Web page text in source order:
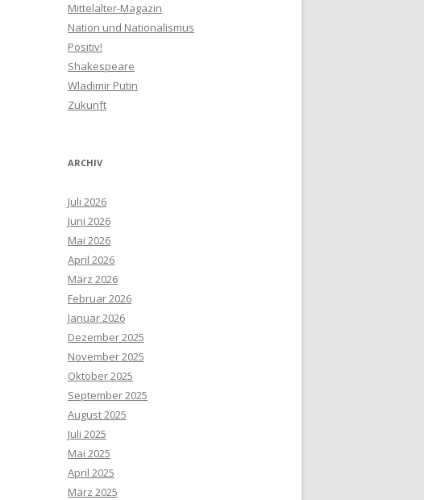
Mittelalter-Magazin
Nation und Nationalismus
Positiv!
Shakespeare
Wladimir Putin
Zukunft
ARCHIV
Juli 2026
Juni 2026
Mai 2026
April 2026
März 2026
Februar 2026
Januar 2026
Dezember 2025
November 2025
Oktober 2025
September 2025
August 2025
Juli 2025
Mai 2025
April 2025
März 2025